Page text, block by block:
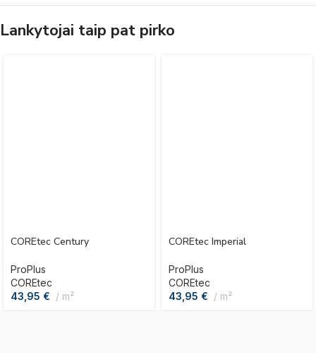
Lankytojai taip pat pirko
COREtec Century
ProPlus
COREtec
43,95 € m²
COREtec Imperial
ProPlus
COREtec
43,95 € m²